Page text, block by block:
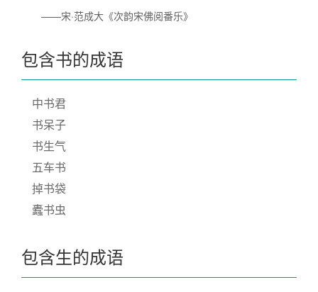
——宋·范成大《次韵宋佛阅番乐》
包含书的成语
中书君
书呆子
书生气
五车书
掉书袋
蠹书虫
包含生的成语